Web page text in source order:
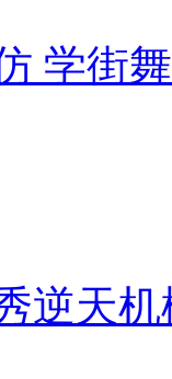
学街
逆天机